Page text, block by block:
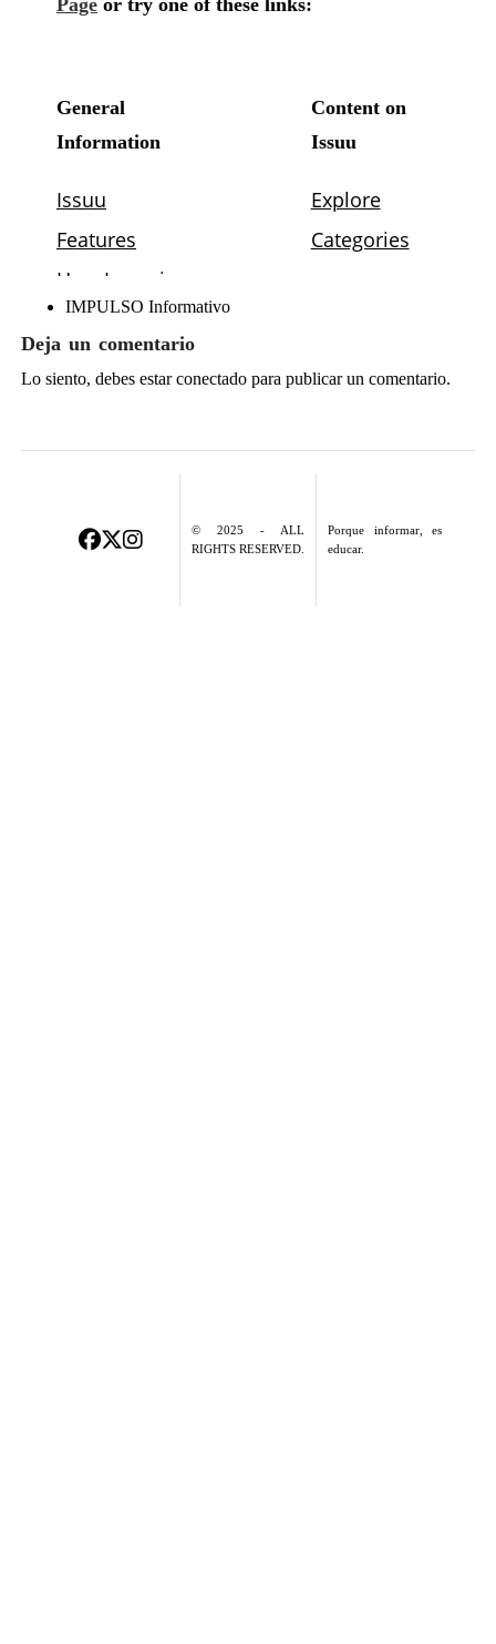
IMPULSO Informativo
Deja un comentario
Lo siento, debes estarconectadopara publicar un comentario.
© 2025 - ALL
RIGHTS RESERVED.
Porque informar, es
educar.